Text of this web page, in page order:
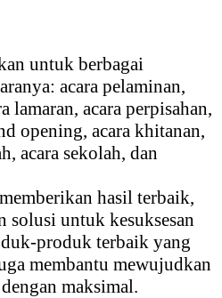
untuk berbagai
acara pelaminan,
lamaran, acara perpisahan,
opening, acara khitanan,
acara sekolah, dan
hasil terbaik,
solusi untuk kesuksesan
produk terbaik yang
membantu mewujudkan
maksimal.